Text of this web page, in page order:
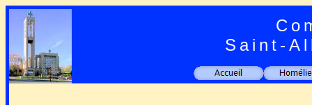
Saint-